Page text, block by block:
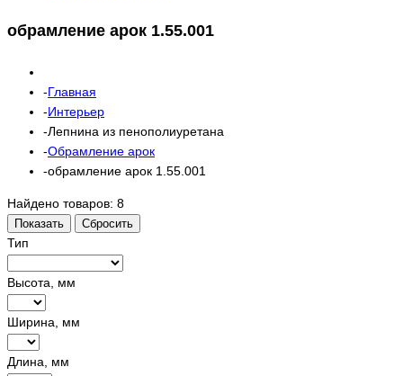
обрамление арок 1.55.001
Главная
Интерьер
Лепнина из пенополиуретана
Обрамление арок
обрамление арок 1.55.001
Найдено товаров: 8
Показать Сбросить
Тип
Высота, мм
Ширина, мм
Длина, мм